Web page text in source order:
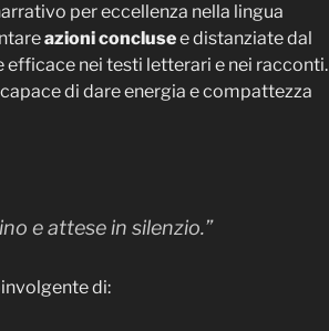
per eccellenza nella lingua
azioni conclusee distanziate dal
nei testi letterari e nei racconti.
di dare energia e compattezza
e attese in silenzio.”
di: